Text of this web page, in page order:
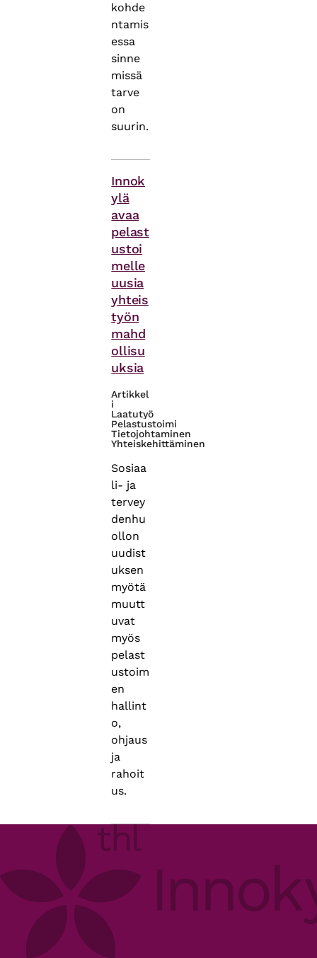
kohde
ntamis
essa
sinne
missä
tarve
on
suurin.
Innok
ylä
avaa
pelast
ustoi
melle
uusia
yhteis
työn
mahd
ollisu
uksia
Artikkel
i
Laatutyö
Pelastustoimi
Tietojohtaminen
Yhteiskehittäminen
Sosiaa
li- ja
tervey
denhu
ollon
uudist
uksen
myötä
muutt
uvat
myös
pelast
ustoim
en
hallint
o,
ohjaus
ja
rahoit
us.